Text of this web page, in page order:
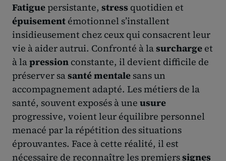
Fatigue persistante, stress quotidien et
épuisement émotionnel s’installent
insidieusement chez ceux qui consacrent leur
vie à aider autrui. Confronté à lasurcharge et
à lapression constante, il devient difficile de
préserver sasanté mentale sans un
accompagnement adapté. Les métiers de la
santé, souvent exposés à une usure
progressive, voient leur équilibre personnel
menacé par la répétition des situations
éprouvantes. Face à cette réalité, il est
nécessaire de reconnaître les premierssignes